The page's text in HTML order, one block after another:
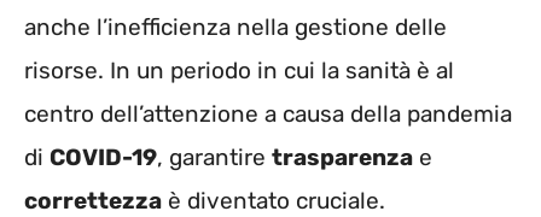
anche l’inefficienza nella gestione delle
risorse. In un periodo in cui la sanità è al
centro dell’attenzione a causa della pandemia
di COVID-19, garantire trasparenza e
correttezza è diventato cruciale.